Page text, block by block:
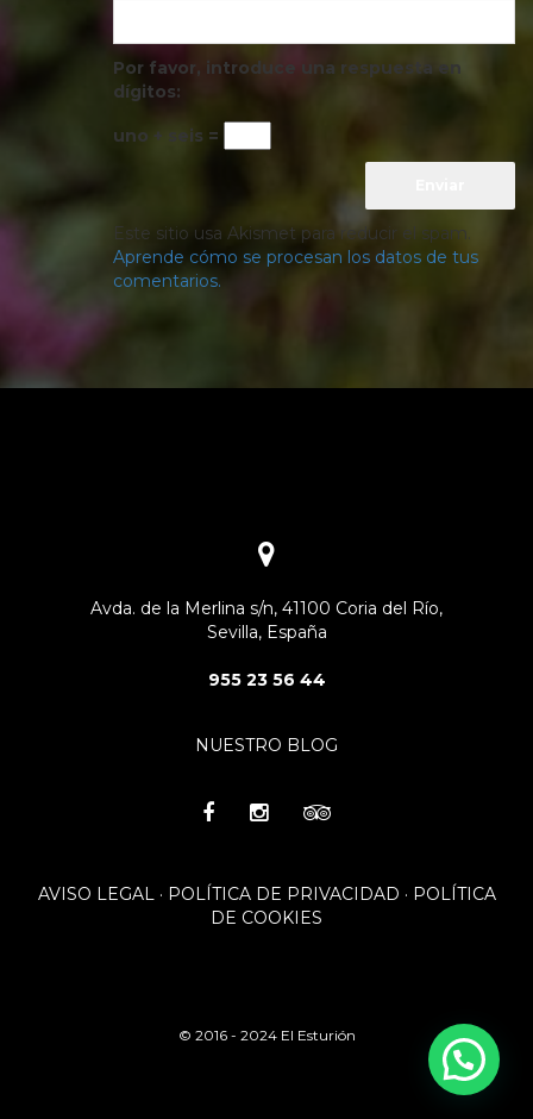
Por favor, introduce una respuesta en
dígitos:
uno + seis =
Este sitio usa Akismet para reducir el spam.
Aprende cómo se procesan los datos de tus
comentarios.
Avda. de la Merlina s/n, 41100 Coria del Río,
Sevilla, España
955 23 56 44
NUESTRO BLOG
AVISO LEGAL· POLÍTICA DE PRIVACIDAD · POLÍTICA
DE COOKIES
© 2016 - 2024 El Esturión